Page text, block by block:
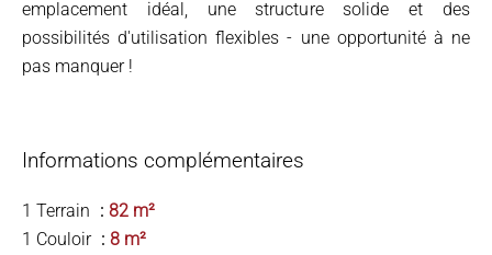
emplacement idéal, une structure solide et des
possibilités d'utilisation flexibles - une opportunité à ne
pas manquer !
Informations complémentaires
1 Terrain
82 m²
1 Couloir
8 m²